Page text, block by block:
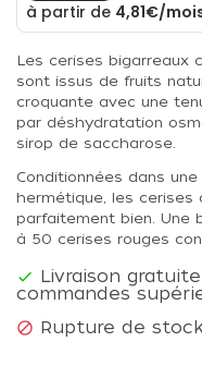
Les cerises bigarreaux
sont issus de fruits
croquante avec une
par déshydratation
sirop de saccharose.
Conditionnées dans
hermétique, les
parfaitement bien. Une
à 50 cerises rouges
 Livraison
commandes
 Rupture de